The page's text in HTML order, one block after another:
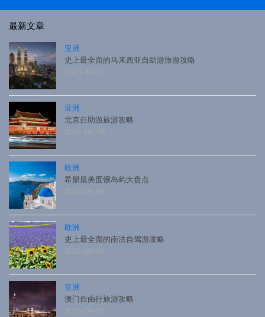
最新文章
亚洲
史上最全面的马来西亚自助游旅游攻略
2025-10-20
亚洲
北京自助游旅游攻略
2025-09-08
欧洲
希腊最美度假岛屿大盘点
2025-09-08
欧洲
史上最全面的南法自驾游攻略
2025-09-05
亚洲
澳门自由行旅游攻略
2025-09-03